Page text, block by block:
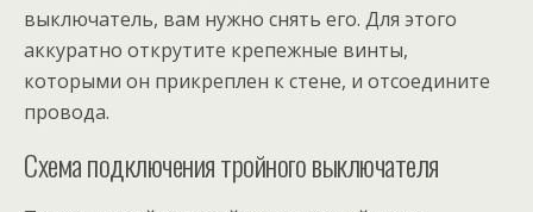
выключатель, вам нужно снять его. Для этого
аккуратно открутите крепежные винты,
которыми он прикреплен к стене, и отсоедините
провода.
Схема подключения тройного выключателя